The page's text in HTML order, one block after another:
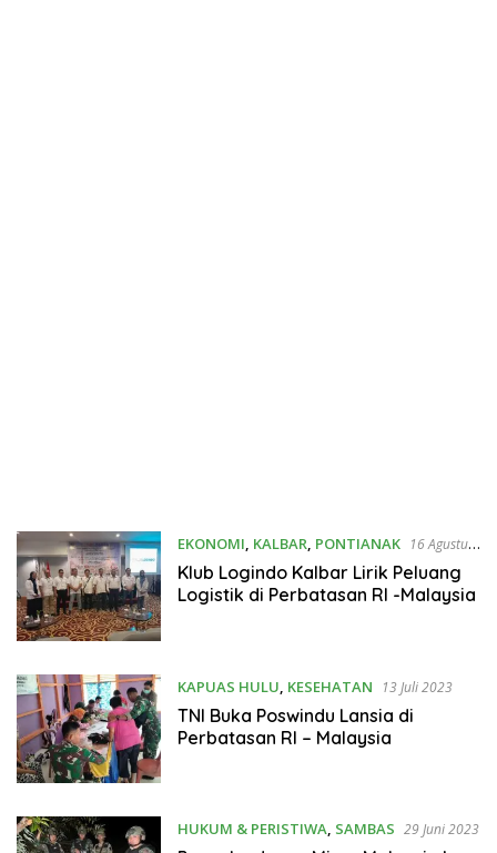
EKONOMI, KALBAR, PONTIANAK
16 Agustus
2023
Klub Logindo Kalbar Lirik Peluang
Logistik di Perbatasan RI -Malaysia
KAPUAS HULU KESEHATAN 13 Juli 2023
TNI Buka Poswindu Lansia di
Perbatasan RI – Malaysia
HUKUM & PERISTIWA, SAMBAS 29 Juni 2023